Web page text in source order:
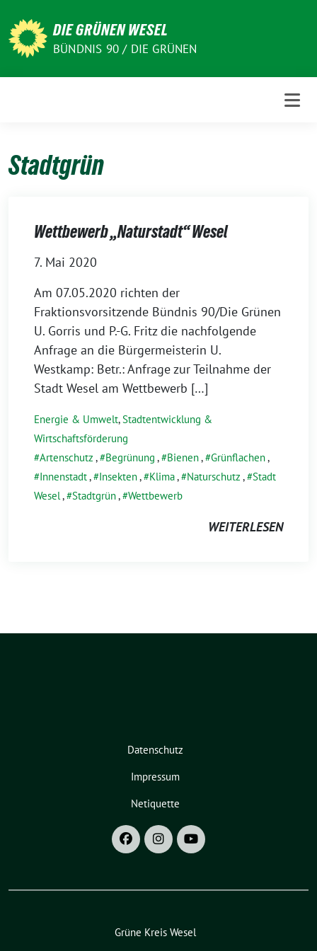
zum
Inhalt
DIE GRÜNEN WESEL
BÜNDNIS 90 / DIE GRÜNEN
Stadtgrün
Wettbewerb „Naturstadt“ Wesel
7. Mai 2020
Am 07.05.2020 richten der
Fraktionsvorsitzende Bündnis 90/Die Grünen
U. Gorris und P.-G. Fritz die nachfolgende
Anfrage an die Bürgermeisterin U.
Westkamp: Betr.: Anfrage zur Teilnahme der
Stadt Wesel am Wettbewerb […]
Energie & Umwelt,Stadtentwicklung &
Wirtschaftsförderung
Artenschutz , Begrünung , Bienen, Grünflachen,
Innenstadt, Insekten, Klima, Naturschutz , Stadt
Wesel, Stadtgrün, Wettbewerb
WEITERLESEN
Datenschutz
Impressum
Netiquette
Grüne Kreis Wesel